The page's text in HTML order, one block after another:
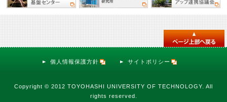
個人情報保護方針 サイトポリシー
Copyright © 2012 TOYOHASHI UNIVERSITY OF TECHNOLOGY. All
rights reserved.